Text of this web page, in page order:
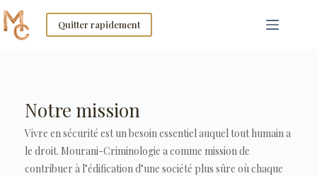
to
content
Quitter rapidement
Notre mission
Vivre en sécurité est un besoin essentiel auquel tout humain a
le droit. Mourani-Criminologie a comme mission de
contribuer à l’édification d’une société plus sûre où chaque